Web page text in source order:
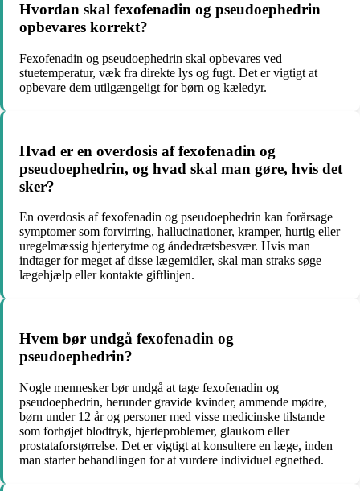
Hvordan skal fexofenadin og pseudoephedrin
opbevares korrekt?
Fexofenadin og pseudoephedrin skal opbevares ved
stuetemperatur, væk fra direkte lys og fugt. Det er vigtigt at
opbevare dem utilgængeligt for børn og kæledyr.
Hvad er en overdosis af fexofenadin og
pseudoephedrin, og hvad skal man gøre, hvis det
sker?
En overdosis af fexofenadin og pseudoephedrin kan forårsage
symptomer som forvirring, hallucinationer, kramper, hurtig eller
uregelmæssig hjerterytme og åndedrætsbesvær. Hvis man
indtager for meget af disse lægemidler, skal man straks søge
lægehjælp eller kontakte giftlinjen.
Hvem bør undgå fexofenadin og
pseudoephedrin?
Nogle mennesker bør undgå at tage fexofenadin og
pseudoephedrin, herunder gravide kvinder, ammende mødre,
børn under 12 år og personer med visse medicinske tilstande
som forhøjet blodtryk, hjerteproblemer, glaukom eller
prostataforstørrelse. Det er vigtigt at konsultere en læge, inden
man starter behandlingen for at vurdere individuel egnethed.